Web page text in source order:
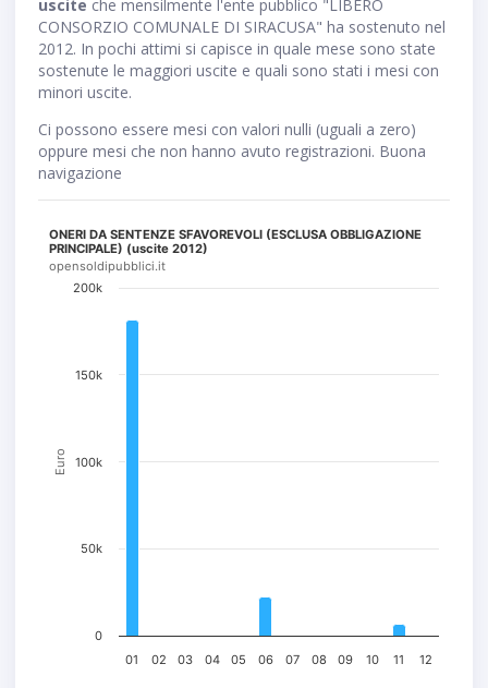
uscite che mensilmente l'ente pubblico "LIBERO
CONSORZIO COMUNALE DI SIRACUSA" ha sostenuto nel
2012. In pochi attimi si capisce in quale mese sono state
sostenute le maggiori uscite e quali sono stati i mesi con
minori uscite.
Ci possono essere mesi con valori nulli (uguali a zero)
oppure mesi che non hanno avuto registrazioni. Buona
navigazione
Euro
ONERI DA SENTENZE SFAVOREVOLI (ESCLUSA OBBLIGAZIONE
PRINCIPALE) (uscite 2012)
opensoldipubblici.it
01 08
02 03 04 05 06 07 09 10 11 12
0
50k
100k
150k
200k